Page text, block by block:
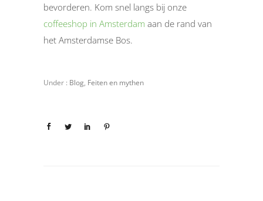
bevorderen. Kom snel langs bij onze
coffeeshop in Amsterdam aan de rand van
het Amsterdamse Bos.
Under : Blog, Feiten en mythen